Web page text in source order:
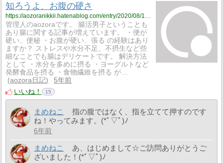
知ろうよ、お腹の硬さ
管理人のaozoraです。 腸活男子ということも
あり腸に関する記事が増えています。 ・便が
硬い、便秘 ・お腹が硬い、張る の経験はあり
ますか？ ストレスや水分不足、不摂生など些
細なことでも腸はデリケートです。 解決方法
として ・水分を多めに摂る ・ヨーグルトなど
発酵食品を摂る ・食物繊維を摂る が…
aozora日記
5年前
いいね！
15
まめねこ
指の腹ではなく、指を立てて押すのです
ね！やってみます。(*ﾟ▽ﾟ)ﾉ
6年前
まめねこ
あ、はじめまして☆ご訪問ありがとうご
ざいました！(*ﾟ▽ﾟ)ﾉ